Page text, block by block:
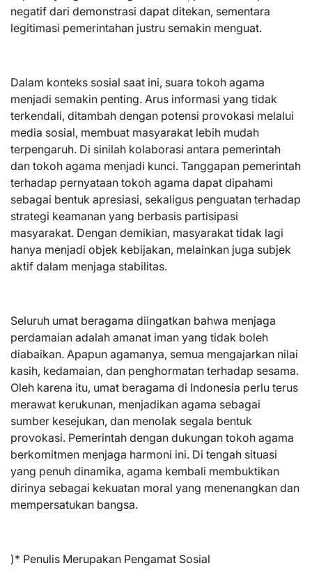
negatif dari demonstrasi dapat ditekan, sementara
legitimasi pemerintahan justru semakin menguat.
Dalam konteks sosial saat ini, suara tokoh agama
menjadi semakin penting. Arus informasi yang tidak
terkendali, ditambah dengan potensi provokasi melalui
media sosial, membuat masyarakat lebih mudah
terpengaruh. Di sinilah kolaborasi antara pemerintah
dan tokoh agama menjadi kunci. Tanggapan pemerintah
terhadap pernyataan tokoh agama dapat dipahami
sebagai bentuk apresiasi, sekaligus penguatan terhadap
strategi keamanan yang berbasis partisipasi
masyarakat. Dengan demikian, masyarakat tidak lagi
hanya menjadi objek kebijakan, melainkan juga subjek
aktif dalam menjaga stabilitas.
Seluruh umat beragama diingatkan bahwa menjaga
perdamaian adalah amanat iman yang tidak boleh
diabaikan. Apapun agamanya, semua mengajarkan nilai
kasih, kedamaian, dan penghormatan terhadap sesama.
Oleh karena itu, umat beragama di Indonesia perlu terus
merawat kerukunan, menjadikan agama sebagai
sumber kesejukan, dan menolak segala bentuk
provokasi. Pemerintah dengan dukungan tokoh agama
berkomitmen menjaga harmoni ini. Di tengah situasi
yang penuh dinamika, agama kembali membuktikan
dirinya sebagai kekuatan moral yang menenangkan dan
mempersatukan bangsa.
)* Penulis Merupakan Pengamat Sosial